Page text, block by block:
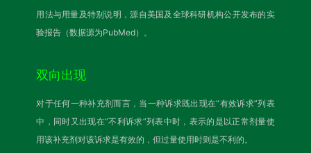
用法与用量及特别说明，源自美国及全球科研机构公开发布的实
验报告（数据源为PubMed）。
双向出现
对于任何一种补充剂而言，当一种诉求既出现在“有效诉求”列表
中，同时又出现在“不利诉求”列表中时，表示的是以正常剂量使
用该补充剂对该诉求是有效的，但过量使用时则是不利的。